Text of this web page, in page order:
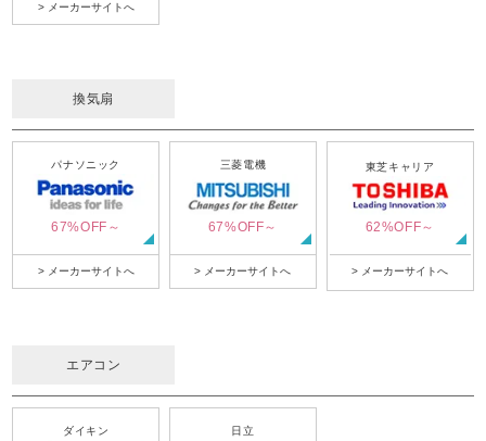
> メーカーサイトへ
換気扇
パナソニック
67%OFF～
> メーカーサイトへ
三菱電機
67%OFF～
> メーカーサイトへ
東芝キャリア
62%OFF～
> メーカーサイトへ
エアコン
ダイキン 日立